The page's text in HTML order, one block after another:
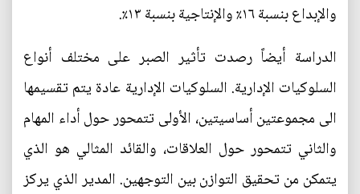
والإبداع بنسبة ١٦٪ والإنتاجية بنسبة ١٣٪.
الدراسة أيضاً رصدت تأثير الصبر على مختلف أنواع
السلوكيات الإدارية. السلوكيات الإدارية عادة يتم تقسيمها
الى مجموعتين أساسيتين، الأولى تتمحور حول أداء المهام
والثاني تتمحور حول العلاقات، والقائد المثالي هو الذي
يتمكن من تحقيق التوازن بين التوجهين. المدير الذي يركز